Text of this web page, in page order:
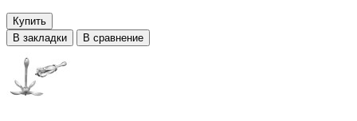
Купить
В закладки
В сравнение